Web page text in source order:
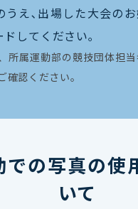
うえ､出場した大会の
してください｡
所属運動部の競技団体担
確認ください。
での写真の使
いて